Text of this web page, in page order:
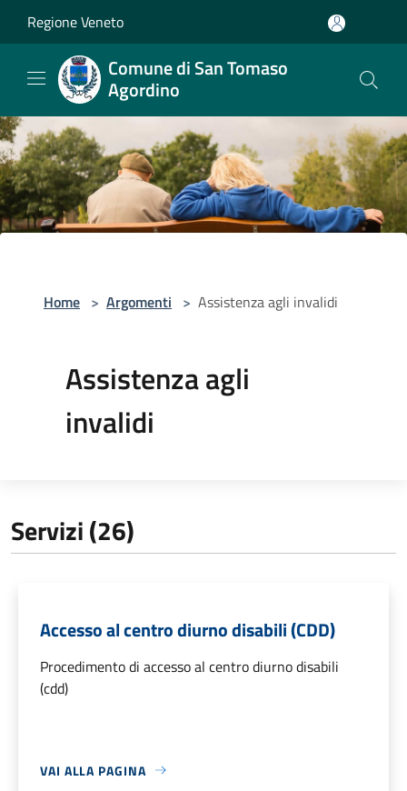
Regione Veneto
Comune di San Tomaso
Agordino
Home > Argomenti > Assistenza agli invalidi
Assistenza agli
invalidi
Servizi (26)
Accesso al centro diurno disabili (CDD)
Procedimento di accesso al centro diurno disabili
(cdd)
VAI ALLA PAGINA